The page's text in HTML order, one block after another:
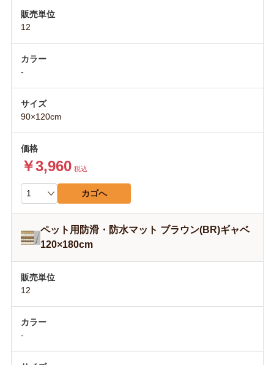
12
-
90×120cm
￥3,960 税込
カゴへ
ペット用防滑・防水マット ブラウン(BR)ギャベ
120×180cm
12
-